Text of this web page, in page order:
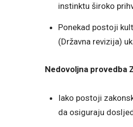
instinktu široko
Ponekad postoji
(Državna revizija)
Nedovoljna provedba
Iako postoji
da osiguraju